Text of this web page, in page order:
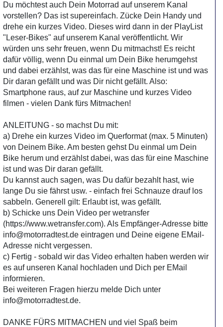
Du möchtest auch Dein Motorrad auf unserem Kanal
vorstellen? Das ist supereinfach. Zücke Dein Handy und
drehe ein kurzes Video. Dieses wird dann in der PlayList
"Leser-Bikes" auf unserem Kanal veröffentlicht. Wir
würden uns sehr freuen, wenn Du mitmachst! Es reicht
dafür völlig, wenn Du einmal um Dein Bike herumgehst
und dabei erzählst, was das für eine Maschine ist und was
Dir daran gefällt und was Dir nicht gefällt. Also:
Smartphone raus, auf zur Maschine und kurzes Video
filmen - vielen Dank fürs Mitmachen!
ANLEITUNG - so machst Du mit:
a) Drehe ein kurzes Video im Querformat (max. 5 Minuten)
von Deinem Bike. Am besten gehst Du einmal um Dein
Bike herum und erzählst dabei, was das für eine Maschine
ist und was Dir daran gefällt.
Du kannst auch sagen, was Du dafür bezahlt hast, wie
lange Du sie fährst usw. - einfach frei Schnauze drauf los
sabbeln. Generell gilt: Erlaubt ist, was gefällt.
b) Schicke uns Dein Video per wetransfer
(https://www.wetransfer.com). Als Empfänger-Adresse bitte
info@motorradtest.de eintragen und Deine eigene EMail-
Adresse nicht vergessen.
c) Fertig - sobald wir das Video erhalten haben werden wir
es auf unseren Kanal hochladen und Dich per EMail
informieren.
Bei weiteren Fragen hierzu melde Dich unter
info@motorradtest.de.
DANKE FÜRS MITMACHEN und viel Spaß beim